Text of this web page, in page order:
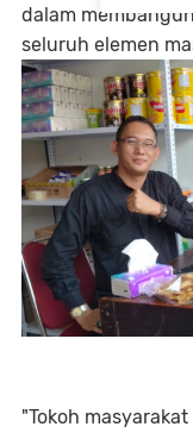
dalam
seluruh elemen
"Tokoh